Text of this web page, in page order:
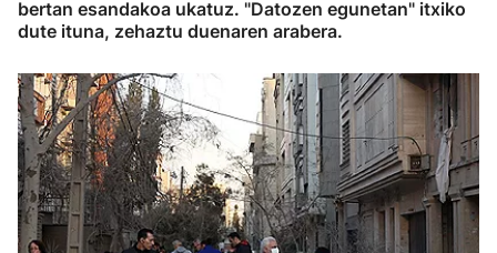
bertan esandakoa ukatuz. "Datozen egunetan" itxiko
dute ituna, zehaztu duenaren arabera.